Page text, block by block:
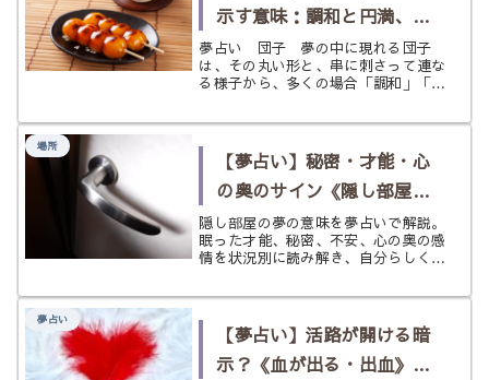
示す意味：調和と円満、そ
して心の繋がり
夢占い 団子 夢の中に現れる団子
は、その丸い形と、串に刺さって連な
る様子から、多くの場合「調和」「円
夢占いにおいて団子は、あなたの人間
感を映し出す鏡となることが多いで
す。 ...
場所
【夢占い】秘密・才能・心
の奥のサイン《隠し部屋》
の夢
隠し部屋の夢の意味を夢占いで解説。
眠った才能、秘密、不安、心の奥の感
情を状況別に読み解き、自分らしく整
夢占い
【夢占い】活路が開ける暗
示？《血が出る・出血》の